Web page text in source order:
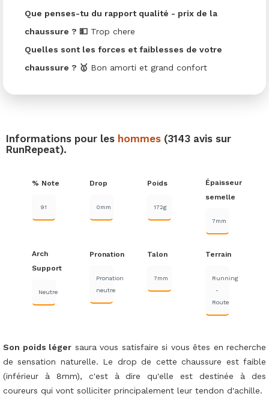
Que penses-tu du rapport qualité - prix de la
chaussure ? 💵Trop chere
Quelles sont les forces et faiblesses de votre
chaussure ? 🥇 Bon amorti et grand confort
Informations pour les hommes (3143 avis sur
RunRepeat).
% Note
91
Drop
0mm
Poids
172g
Épaisseur
semelle
7mm
Arch
Support
Neutre
Pronation
Pronation
neutre
Talon
7mm
Terrain
Running
-
Route
Son poids léger saura vous satisfaire si vous êtes en recherche
de sensation naturelle. Le drop de cette chaussure est faible
(inférieur à 8mm), c'est à dire qu'elle est destinée à des
coureurs qui vont solliciter principalement leur tendon d'achille.